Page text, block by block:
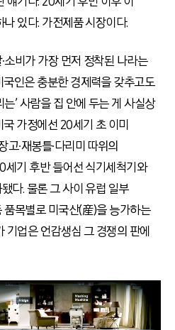
있다. 가전제품 시장이다.
소비가 가장 먼저 정착된 나라는
인은 충분한 경제력을 갖추고도
’ 사람을 집 안에 두는 게 사실상
가정에선 20세기 초 이미
고∙재봉틀∙다리미 따위의
세기 후반 들어선 식기세척기와
다. 물론 그 사이 유럽 일부
품목별로 미국산(産)을 능가하는
기업은 언감생심 그 경쟁의 판에